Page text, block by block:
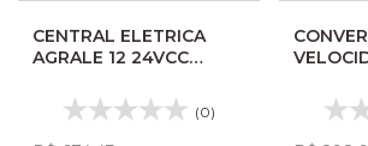
CENTRAL ELETRICA
AGRALE 12 24VCC
6007011140000
6007011370003CV(0)